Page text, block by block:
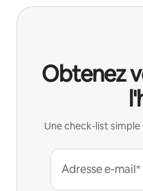
Obtenez
Une check-list
Adresse e-mail*